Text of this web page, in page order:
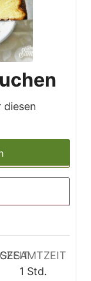
diesen
GESAMTZEIT
1 Stunde
Std.